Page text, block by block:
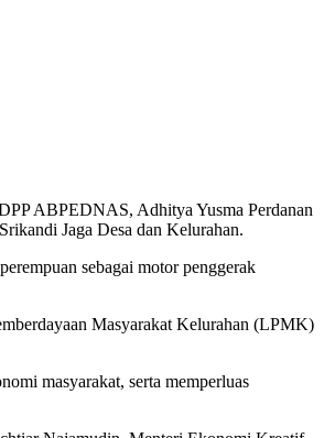
ABPEDNAS, Adhitya Yusma Perdanan
Jaga Desa dan Kelurahan.
sebagai motor penggerak
Masyarakat Kelurahan (LPMK)
masyarakat, serta memperluas